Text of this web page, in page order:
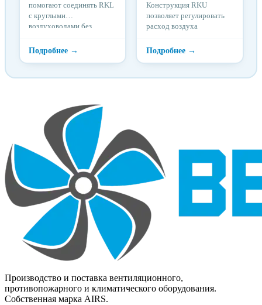
помогают соединять RKL
с круглыми
воздуховодами без
монтажных средств
Конструкция RKU
позволяет регулировать
расход воздуха
Производство и поставка вентиляционного,
противопожарного и климатического оборудования.
Собственная марка AIRS.